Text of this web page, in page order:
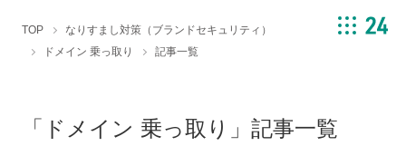
TOP
なりすまし対策（ブランドセキュリティ）
ドメイン 乗っ取り
記事一覧
「ドメイン 乗っ取り」記事一覧